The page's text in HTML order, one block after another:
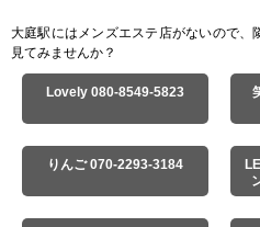
大庭駅にはメンズエステ店がないので、
見てみませんか？
Lovely 080-8549-5823
りんご 070-2293-3184